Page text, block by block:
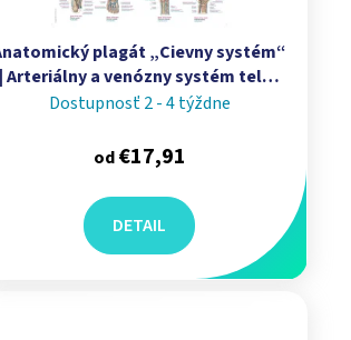
plagát „Cievny systém“
| Arteriálny a venózny systém tela |
Kardiovaskulárna anatómia | Erler
Dostupnosť 2 - 4 týždne
od€17,91
DETAIL